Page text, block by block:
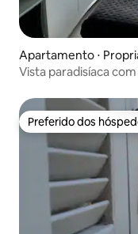
Apartamento ⋅
Vista paradisíaca
Preferido dos
Preferido dos